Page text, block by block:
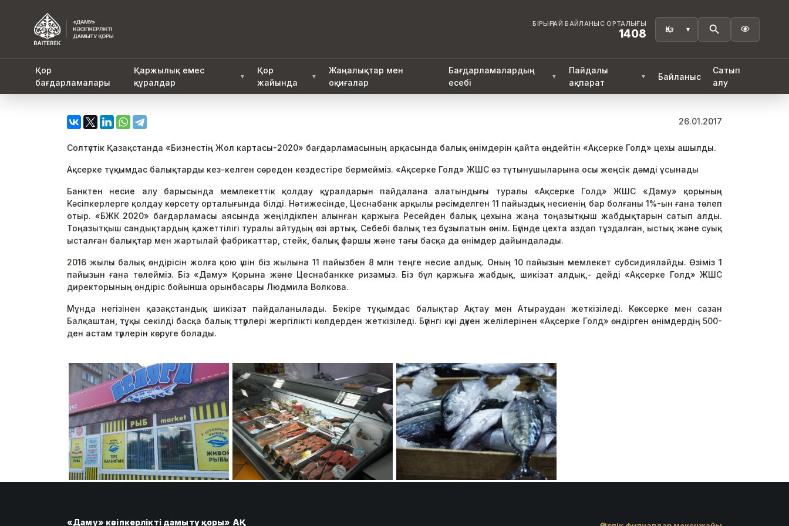
БІРЫҢҒАЙ БАЙЛАНЫС ОРТАЛЫҒЫ
1408 
Қор
бағдарламалары
Қаржылық емес
құралдар
▼
Қор
жайында
▼
Жаңалықтар мен
оқиғалар
Бағдарламалардың
есебі
▼
Пайдалы
ақпарат
▼ Байланыс
Сатып
алу
26.01.2017
Солтүстік Қазақстанда «Бизнестің Жол картасы-2020» бағдарламасының арқасында балық өнімдерін қайта өңдейтін «Ақсерке Голд» цехы ашылды.
Ақсерке тұқымдас балықтарды кез-келген сөреден кездестіре бермейміз. «Ақсерке Голд» ЖШС өз тұтынушыларына осы жеңсік дәмді ұсынады
Банктен несие алу барысында мемлекеттік қолдау құралдарын пайдалана алатындығы туралы «Ақсерке Голд» ЖШС «Даму» қорының
Кәсіпкерлерге қолдау көрсету орталығында білді. Нәтижесінде, Цеснабанк арқылы рәсімделген 11 пайыздық несиенің бар болғаны 1%-ын ғана төлеп
отыр. «БЖК 2020» бағдарламасы аясында жеңілдікпен алынған қаржыға Ресейден балық цехына жаңа тоңазытқыш жабдықтарын сатып алды.
Тоңазытқыш сандықтардың қажеттілігі туралы айтудың өзі артық. Себебі балық тез бұзылатын өнім. Бүгінде цехта аздап тұздалған, ыстық және суық
ысталған балықтар мен жартылай фабрикаттар, стейк, балық фаршы және тағы басқа да өнімдер дайындалады.
2016 жылы балық өндірісін жолға қою үшін біз жылына 11 пайызбен 8 млн теңге несие алдық. Оның 10 пайызын мемлекет субсидиялайды. Өзіміз 1
пайызын ғана төлейміз. Біз «Даму» Қорына және Цеснабанкке ризамыз. Біз бұл қаржыға жабдық, шикізат алдық,- дейді «Ақсерке Голд» ЖШС
директорының өндіріс бойынша орынбасары Людмила Волкова.
Мұнда негізінен қазақстандық шикізат пайдаланылады. Бекіре тұқымдас балықтар Ақтау мен Атыраудан жеткізіледі. Көксерке мен сазан
Балқаштан, тұқы секілді басқа балық ттүрлері жергілікті көлдерден жеткізіледі. Бүгінгі күні дүкен желілерінен «Ақсерке Голд» өндірген өнімдердің 500-
ден астам түрлерін көруге болады.
«Даму» кәсіпкерлікті дамыту қоры» АҚ